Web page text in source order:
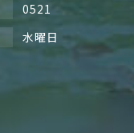
0521
水曜日